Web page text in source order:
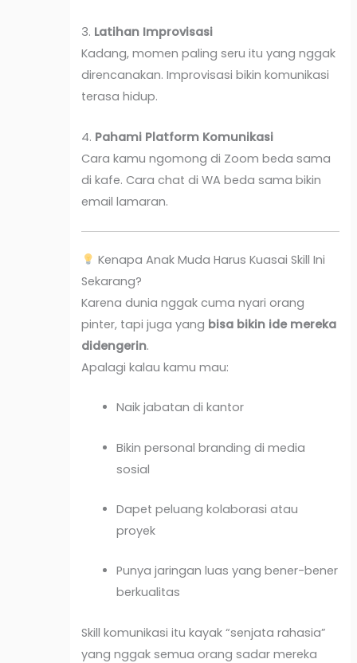
3. Latihan Improvisasi
Kadang, momen paling seru itu yang nggak
direncanakan. Improvisasi bikin komunikasi
terasa hidup.
4. Pahami Platform Komunikasi
Cara kamu ngomong di Zoom beda sama
di kafe. Cara chat di WA beda sama bikin
email lamaran.
Kenapa Anak Muda Harus Kuasai Skill Ini
Sekarang?
Karena dunia nggak cuma nyari orang
pinter, tapi juga yang bisa bikin ide mereka
didengerin.
Apalagi kalau kamu mau:
Naik jabatan di kantor
Bikin personal branding di media
sosial
Dapet peluang kolaborasi atau
proyek
Punya jaringan luas yang bener-bener
berkualitas
Skill komunikasi itu kayak “senjata rahasia”
yang nggak semua orang sadar mereka